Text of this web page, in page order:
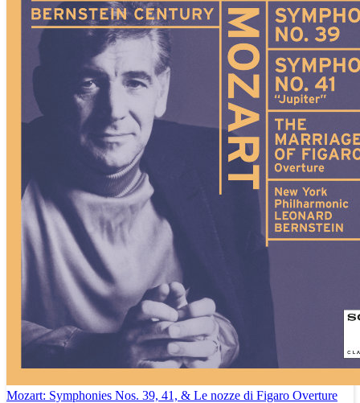
Mozart: Symphonies Nos. 39, 41, & Le nozze di Figaro Overture